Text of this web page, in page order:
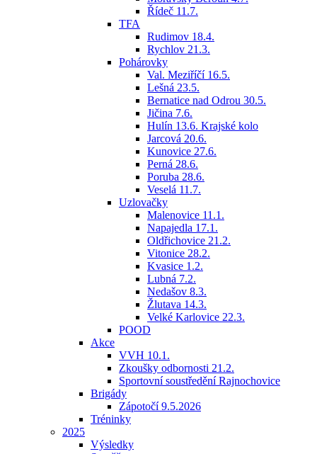
Řídeč 11.7.
TFA
Rudimov 18.4.
Rychlov 21.3.
Pohárovky
Val. Meziříčí 16.5.
Lešná 23.5.
Bernatice nad Odrou 30.5.
Jičina 7.6.
Hulín 13.6. Krajské kolo
Jarcová 20.6.
Kunovice 27.6.
Perná 28.6.
Poruba 28.6.
Veselá 11.7.
Uzlovačky
Malenovice 11.1.
Napajedla 17.1.
Oldřichovice 21.2.
Vitonice 28.2.
Kvasice 1.2.
Lubná 7.2.
Nedašov 8.3.
Žlutava 14.3.
Velké Karlovice 22.3.
POOD
Akce
VVH 10.1.
Zkoušky odbornosti 21.2.
Sportovní soustředění Rajnochovice
Brigády
Zápotočí 9.5.2026
Tréninky
2025
Výsledky